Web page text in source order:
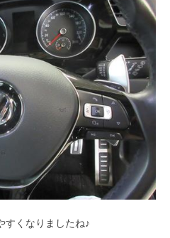
すくなりましたね♪